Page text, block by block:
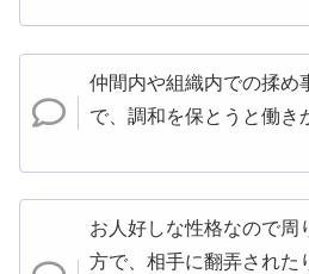
仲間内や組織内での揉め
で、調和を保とうと働き
お人好しな性格なので周
方で、相手に翻弄された